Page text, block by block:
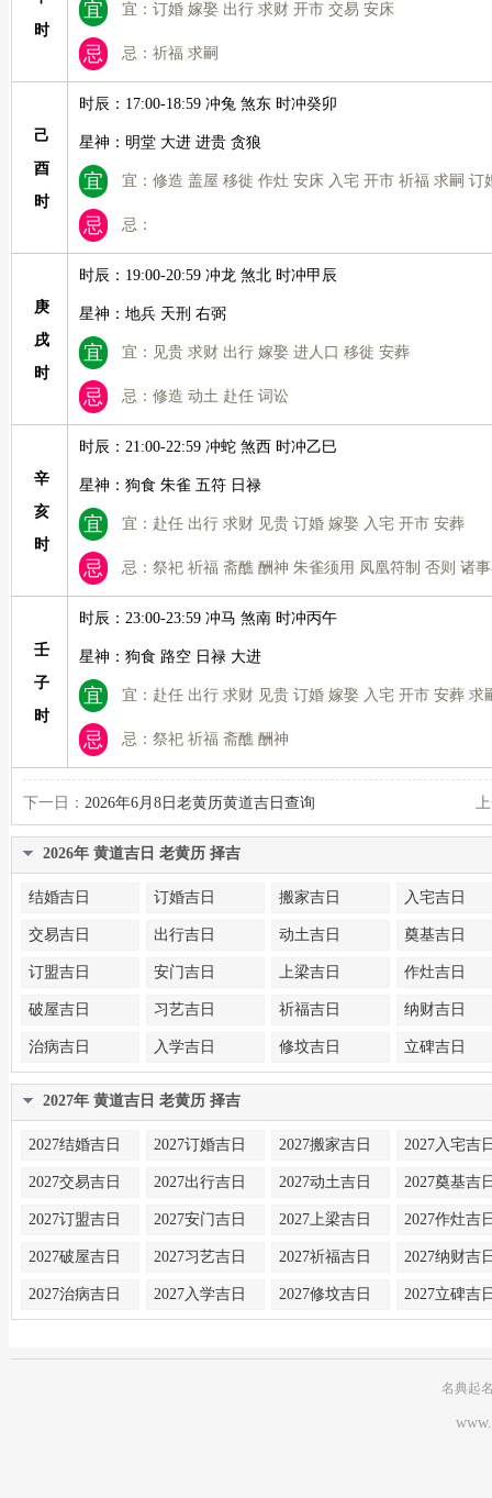
时
宜 宜：订婚 嫁娶 出行 求财 开市 交易 安床
忌 忌：祈福 求嗣
己
酉
时
时辰：17:00-18:59 冲兔 煞东 时冲癸卯
星神：明堂 大进 进贵 贪狼
宜 宜：修造 盖屋 移徙 作灶 安床 入宅 开市 祈福 求嗣 订
忌 忌：
庚
戌
时
时辰：19:00-20:59 冲龙 煞北 时冲甲辰
星神：地兵 天刑 右弼
宜 宜：见贵 求财 出行 嫁娶 进人口 移徙 安葬
忌 忌：修造 动土 赴任 词讼
辛
亥
时
时辰：21:00-22:59 冲蛇 煞西 时冲乙巳
星神：狗食 朱雀 五符 日禄
宜 宜：赴任 出行 求财 见贵 订婚 嫁娶 入宅 开市 安葬
忌 忌：祭祀 祈福 斋醮 酬神 朱雀须用 凤凰符制 否则 诸
壬
子
时
时辰：23:00-23:59 冲马 煞南 时冲丙午
星神：狗食 路空 日禄 大进
宜 宜：赴任 出行 求财 见贵 订婚 嫁娶 入宅 开市 安葬 求
忌 忌：祭祀 祈福 斋醮 酬神
下一日： 2026年6月8日老黄历黄道吉日查询
2026年 黄道吉日 老黄历 择吉
结婚吉日 订婚吉日 搬家吉日 入宅吉日
交易吉日 出行吉日 动土吉日 奠基吉日
订盟吉日 安门吉日 上梁吉日 作灶吉日
破屋吉日 习艺吉日 祈福吉日 纳财吉日
治病吉日 入学吉日 修坟吉日 立碑吉日
2027年 黄道吉日 老黄历 择吉
2027结婚吉日 2027订婚吉日 2027搬家吉日 2027入宅吉
2027交易吉日 2027出行吉日 2027动土吉日 2027奠基吉
2027订盟吉日 2027安门吉日 2027上梁吉日 2027作灶吉
2027破屋吉日 2027习艺吉日 2027祈福吉日 2027纳财吉
2027治病吉日 2027入学吉日 2027修坟吉日 2027立碑吉
名典起